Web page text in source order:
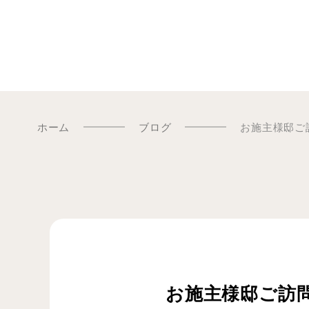
ホーム ブログ お施主様邸ご
お施主様邸ご訪